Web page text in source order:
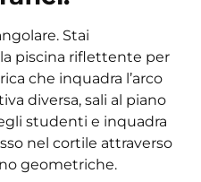
Stai
piscina riflettente per
che inquadra l’arco
diversa, sali al piano
studenti e inquadra
nel cortile attraverso
geometriche.